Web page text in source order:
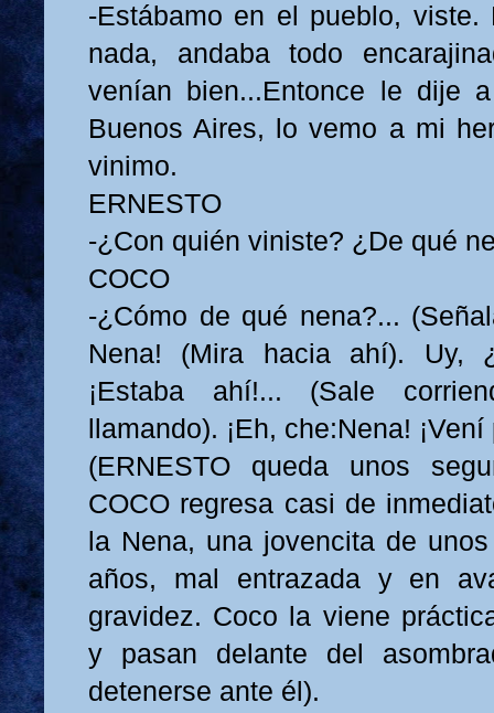
-Estábamo en el pueblo,
nada, andaba todo
venían bien...Entonce le dije
Buenos Aires, lo vemo a mi
vinimo.
ERNESTO
-¿Con quién viniste? ¿De qué
COCO
-¿Cómo de qué nena?...
Nena! (Mira hacia ahí). Uy,
¡Estaba ahí!... (Sale
llamando). ¡Eh, che:Nena!
(ERNESTO queda unos
COCO regresa casi de
la Nena, una jovencita de
años, mal entrazada y en
gravidez. Coco la viene
y pasan delante del
detenerse ante él).